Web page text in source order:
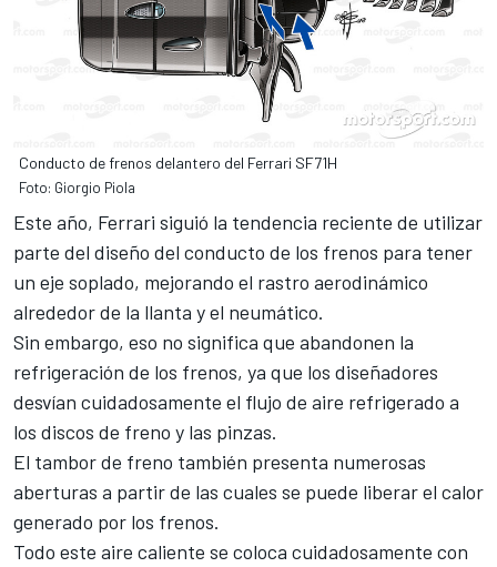
Conducto de frenos delantero del Ferrari SF71H
Foto: Giorgio Piola
Este año, Ferrari siguió la tendencia reciente de utilizar
parte del diseño del conducto de los frenos para tener
un eje soplado, mejorando el rastro aerodinámico
alrededor de la llanta y el neumático.
Sin embargo, eso no significa que abandonen la
refrigeración de los frenos, ya que los diseñadores
desvían cuidadosamente el flujo de aire refrigerado a
los discos de freno y las pinzas.
El tambor de freno también presenta numerosas
aberturas a partir de las cuales se puede liberar el calor
generado por los frenos.
Todo este aire caliente se coloca cuidadosamente con